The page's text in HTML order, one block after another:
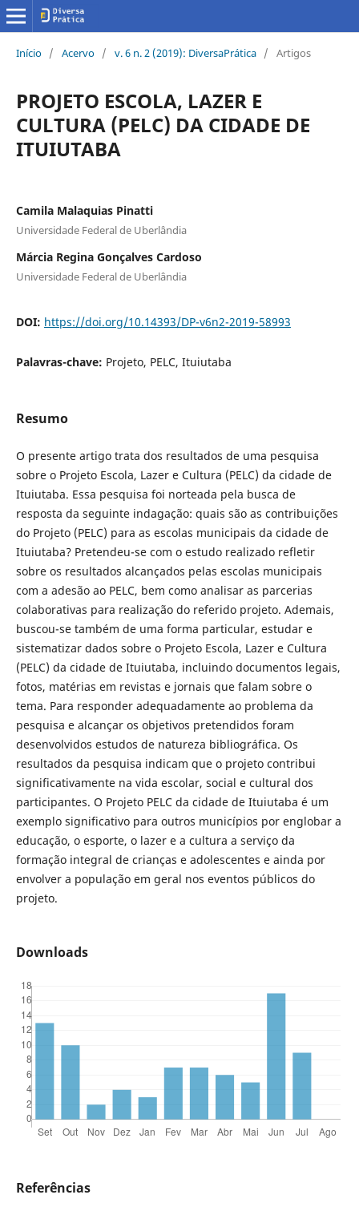
Início / Acervo / v. 6 n. 2 (2019): DiversaPrática / Artigos
PROJETO ESCOLA, LAZER E
CULTURA (PELC) DA CIDADE DE
ITUIUTABA
Camila Malaquias Pinatti
Universidade Federal de Uberlândia
Márcia Regina Gonçalves Cardoso
Universidade Federal de Uberlândia
DOI: https://doi.org/10.14393/DP-v6n2-2019-58993
Palavras-chave: Projeto, PELC, Ituiutaba
Resumo
O presente artigo trata dos resultados de uma pesquisa
sobre o Projeto Escola, Lazer e Cultura (PELC) da cidade de
Ituiutaba. Essa pesquisa foi norteada pela busca de
resposta da seguinte indagação: quais são as contribuições
do Projeto (PELC) para as escolas municipais da cidade de
Ituiutaba? Pretendeu-se com o estudo realizado refletir
sobre os resultados alcançados pelas escolas municipais
com a adesão ao PELC, bem como analisar as parcerias
colaborativas para realização do referido projeto. Ademais,
buscou-se também de uma forma particular, estudar e
sistematizar dados sobre o Projeto Escola, Lazer e Cultura
(PELC) da cidade de Ituiutaba, incluindo documentos legais,
fotos, matérias em revistas e jornais que falam sobre o
tema. Para responder adequadamente ao problema da
pesquisa e alcançar os objetivos pretendidos foram
desenvolvidos estudos de natureza bibliográfica. Os
resultados da pesquisa indicam que o projeto contribui
significativamente na vida escolar, social e cultural dos
participantes. O Projeto PELC da cidade de Ituiutaba é um
exemplo significativo para outros municípios por englobar a
educação, o esporte, o lazer e a cultura a serviço da
formação integral de crianças e adolescentes e ainda por
envolver a população em geral nos eventos públicos do
projeto.
Downloads
Referências